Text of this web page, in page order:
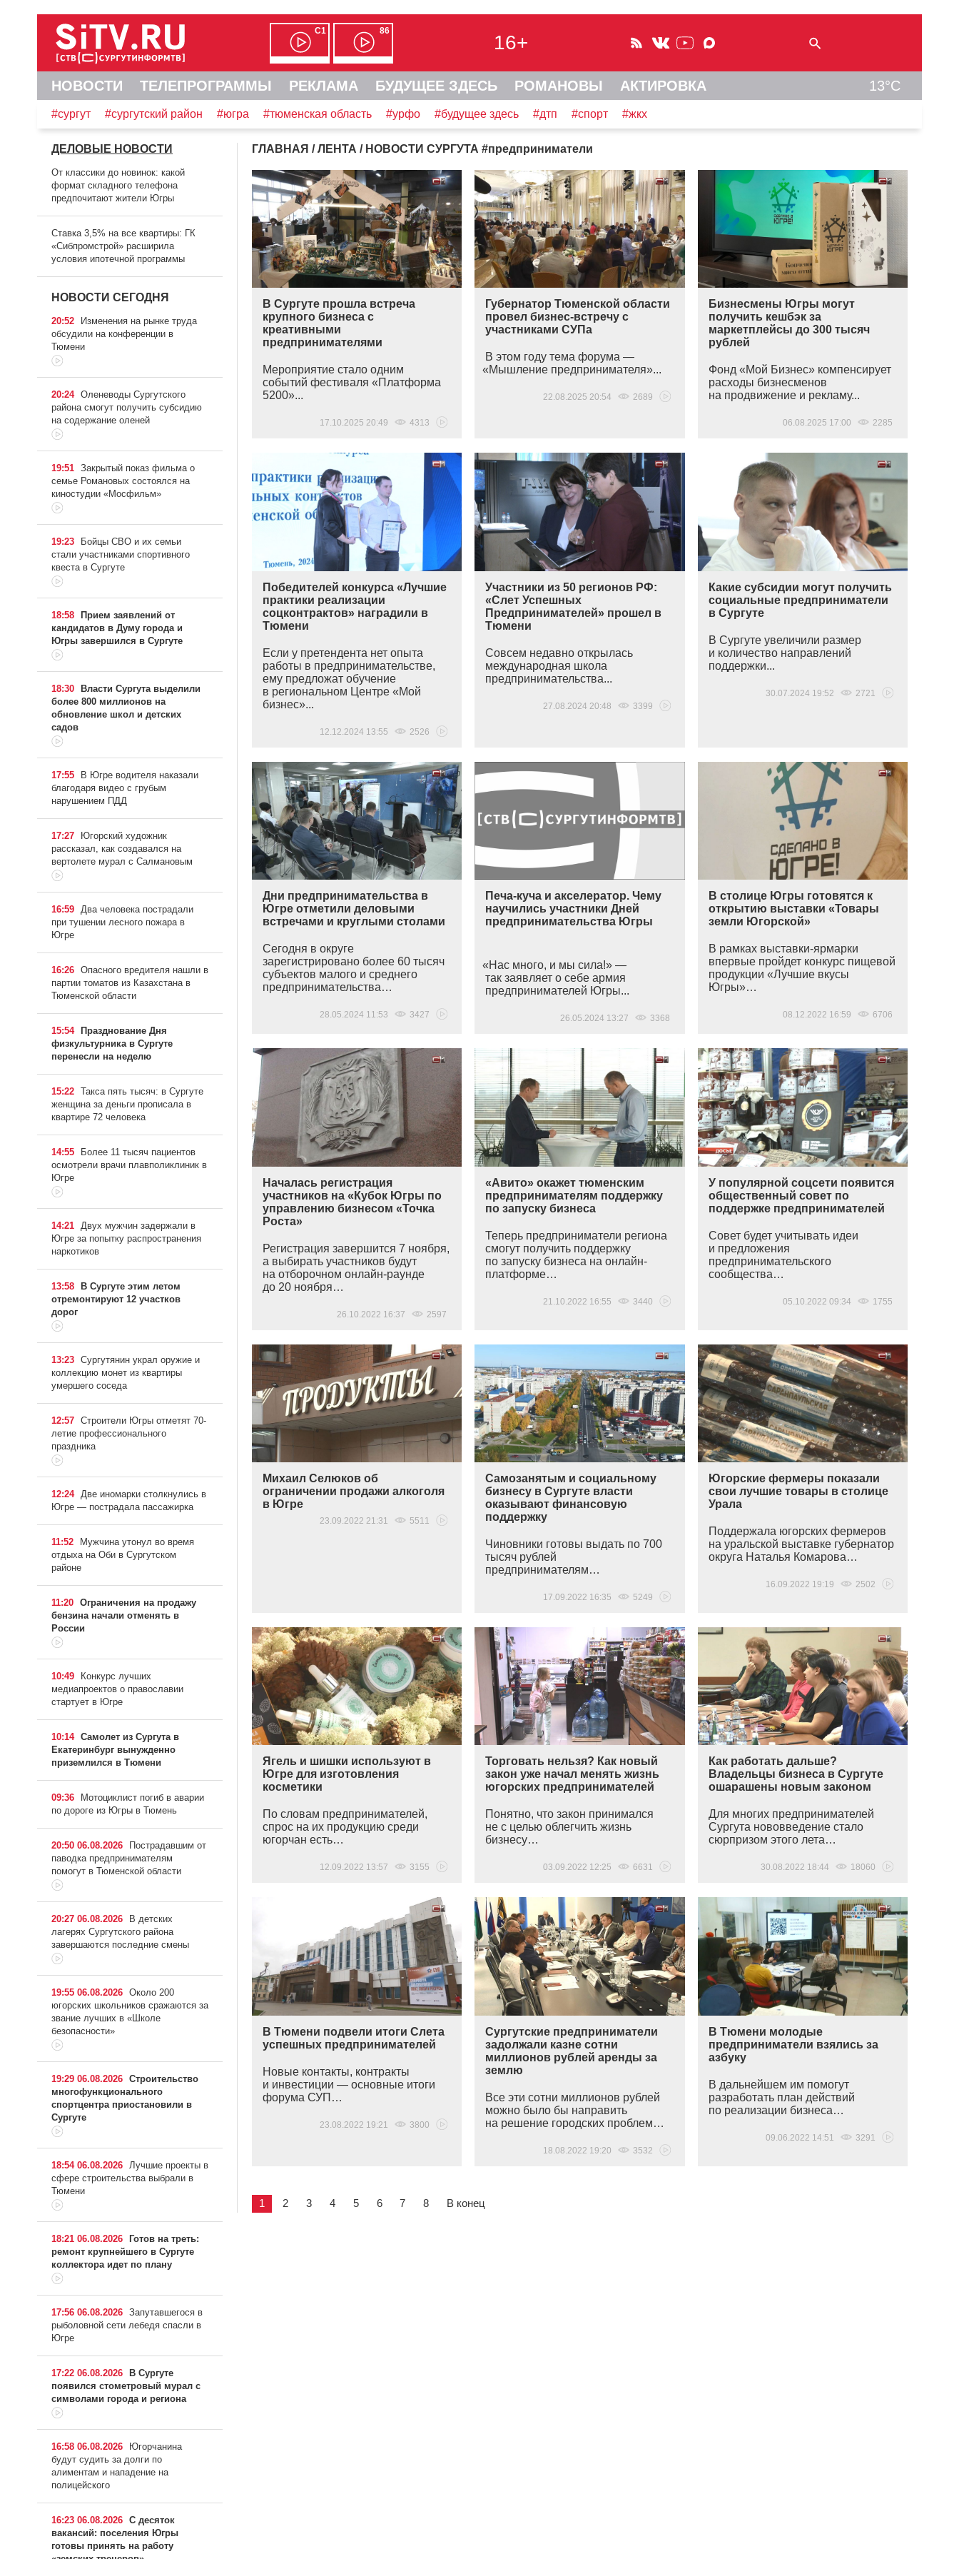
С1 86
16+
НОВОСТИ ТЕЛЕПРОГРАММЫ РЕКЛАМА БУДУЩЕЕ ЗДЕСЬ РОМАНОВЫ АКТИРОВКА 13°C
#сургут #сургутский район #югра #тюменская область #урфо #будущее здесь #дтп #спорт #жкх
ГЛАВНАЯ /ЛЕНТА / НОВОСТИ СУРГУТА #предприниматели
В Сургуте прошла встреча
крупного бизнеса с
креативными
предпринимателями
Мероприятие стало одним
событий фестиваля «Платформа
5200»...
17.10.2025 20:49 4313
Губернатор Тюменской области
провел бизнес-встречу с
участниками СУПа
В этом году тема форума —
«Мышлениепредпринимателя»...
22.08.2025 20:54 2689
Бизнесмены Югры могут
получить кешбэк за
маркетплейсы до 300 тысяч
рублей
Фонд «Мой Бизнес» компенсирует
расходы бизнесменов
на продвижение и рекламу...
06.08.2025 17:00 2285
Победителей конкурса «Лучшие
практики реализации
соцконтрактов» наградили в
Тюмени
Если у претендента нет опыта
работы в предпринимательстве,
ему предложат обучение
в региональном Центре «Мой
бизнес»...
12.12.2024 13:55 2526
Участники из 50 регионов РФ:
«Слет Успешных
Предпринимателей» прошел в
Тюмени
Совсем недавно открылась
международная школа
предпринимательства...
27.08.2024 20:48 3399
Какие субсидии могут получить
социальные предприниматели
в Сургуте
В Сургуте увеличили размер
и количество направлений
поддержки...
30.07.2024 19:52 2721
Дни предпринимательства в
Югре отметили деловыми
встречами и круглыми столами
Сегодня в округе
зарегистрировано более 60 тысяч
субъектов малого и среднего
предпринимательства…
28.05.2024 11:53 3427
Печа-куча и акселератор. Чему
научились участники Дней
предпринимательства Югры
«Насмного, и мы сила!» —
так заявляет о себе армия
предпринимателей Югры...
26.05.2024 13:27 3368
В столице Югры готовятся к
открытию выставки «Товары
земли Югорской»
В рамках выставки-ярмарки
впервые пройдет конкурс пищевой
продукции «Лучшиевкусы
Югры»…
08.12.2022 16:59 6706
Началась регистрация
участников на «Кубок Югры по
управлению бизнесом «Точка
Роста»
Регистрация завершится 7 ноября,
а выбирать участников будут
на отборочном онлайн-раунде
до 20 ноября…
26.10.2022 16:37 2597
«Авито» окажет тюменским
предпринимателям поддержку
по запуску бизнеса
Теперь предприниматели региона
смогут получить поддержку
по запуску бизнеса на онлайн-
платформе…
21.10.2022 16:55 3440
У популярной соцсети появится
общественный совет по
поддержке предпринимателей
Совет будет учитывать идеи
и предложения
предпринимательского
сообщества…
05.10.2022 09:34 1755
Михаил Селюков об
ограничении продажи алкоголя
в Югре
23.09.2022 21:31 5511
Самозанятым и социальному
бизнесу в Сургуте власти
оказывают финансовую
поддержку
Чиновники готовы выдать по 700
тысяч рублей
предпринимателям…
17.09.2022 16:35 5249
Югорские фермеры показали
свои лучшие товары в столице
Урала
Поддержала югорских фермеров
на уральской выставке губернатор
округа Наталья Комарова…
16.09.2022 19:19 2502
Ягель и шишки используют в
Югре для изготовления
косметики
По словам предпринимателей,
спрос на их продукцию среди
югорчан есть…
12.09.2022 13:57 3155
Торговать нельзя? Как новый
закон уже начал менять жизнь
югорских предпринимателей
Понятно, что закон принимался
не с целью облегчить жизнь
бизнесу…
03.09.2022 12:25 6631
Как работать дальше?
Владельцы бизнеса в Сургуте
ошарашены новым законом
Для многих предпринимателей
Сургута нововведение стало
сюрпризом этого лета…
30.08.2022 18:44 18060
В Тюмени подвели итоги Слета
успешных предпринимателей
Новые контакты, контракты
и инвестиции — основные итоги
форума СУП…
23.08.2022 19:21 3800
Сургутские предприниматели
задолжали казне сотни
миллионов рублей аренды за
землю
Все эти сотни миллионов рублей
можно было бы направить
на решение городских проблем…
18.08.2022 19:20 3532
В Тюмени молодые
предприниматели взялись за
азбуку
В дальнейшем им помогут
разработать план действий
по реализации бизнеса…
09.06.2022 14:51 3291
1 2 3 4 5 6 7 8 В конец
ДЕЛОВЫЕ НОВОСТИ
От классики до новинок: какой
формат складного телефона
предпочитают жители Югры
Ставка 3,5% на все квартиры: ГК
«Сибпромстрой» расширила
условия ипотечной программы
НОВОСТИ СЕГОДНЯ
20:52
Изменения на рынке труда
обсудили на конференции в
Тюмени
20:24 Оленеводы Сургутского
района смогут получить субсидию
на содержание оленей
19:51 Закрытый показ фильма о
семье Романовых состоялся на
киностудии «Мосфильм»
19:23
Бойцы СВО и их семьи
стали участниками спортивного
квеста в Сургуте
18:58
Прием заявлений от
кандидатов в Думу города и
Югры завершился в Сургуте
18:30
Власти Сургута выделили
более 800 миллионов на
обновление школ и детских
садов
17:55
В Югре водителя наказали
благодаря видео с грубым
нарушением ПДД
17:27
Югорский художник
рассказал, как создавался на
вертолете мурал с Салмановым
16:59 Два человека пострадали
при тушении лесного пожара в
Югре
16:26 Опасного вредителя нашли в
партии томатов из Казахстана в
Тюменской области
15:54
Празднование Дня
физкультурника в Сургуте
перенесли на неделю
15:22 Такса пять тысяч: в Сургуте
женщина за деньги прописала в
квартире 72 человека
14:55
Более 11 тысяч пациентов
осмотрели врачи плавполиклиник в
Югре
14:21 Двух мужчин задержали в
Югре за попытку распространения
наркотиков
13:58
В Сургуте этим летом
отремонтируют 12 участков
дорог
13:23 Сургутянин украл оружие и
коллекцию монет из квартиры
умершего соседа
12:57 Строители Югры отметят 70-
летие профессионального
праздника
12:24 Две иномарки столкнулись в
Югре — пострадала пассажирка
11:52
Мужчина утонул во время
отдыха на Оби в Сургутском
районе
11:20 Ограничения на продажу
бензина начали отменять в
России
10:49
Конкурс лучших
медиапроектов о православии
стартует в Югре
10:14 Самолет из Сургута в
Екатеринбург вынужденно
приземлился в Тюмени
09:36
Мотоциклист погиб в аварии
по дороге из Югры в Тюмень
20:50 06.08.2026
Пострадавшим от
паводка предпринимателям
помогут в Тюменской области
20:27 06.08.2026
В детских
лагерях Сургутского района
завершаются последние смены
19:55 06.08.2026 Около 200
югорских школьников сражаются за
звание лучших в «Школе
безопасности»
19:29 06.08.2026 Строительство
многофункционального
спортцентра приостановили в
Сургуте
18:54 06.08.2026 Лучшие проекты в
сфере строительства выбрали в
Тюмени
18:21 06.08.2026
Готов на треть:
ремонт крупнейшего в Сургуте
коллектора идет по плану
17:56 06.08.2026 Запутавшегося в
рыболовной сети лебедя спасли в
Югре
17:22 06.08.2026
В Сургуте
появился стометровый мурал с
символами города и региона
16:58 06.08.2026
Югорчанина
будут судить за долги по
алиментам и нападение на
полицейского
16:23 06.08.2026 С десяток
вакансий: поселения Югры
готовы принять на работу